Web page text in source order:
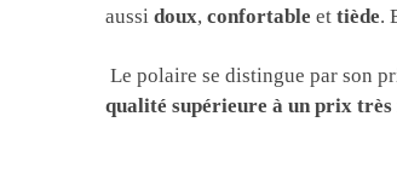
aussi doux, confortable et tiède.
Le polaire se distingue par son
qualité supérieure à un prix très